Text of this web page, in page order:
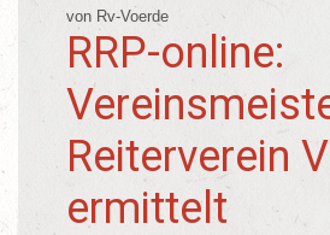
von Rv-Voerde
RRP-online:
Reiterverein
ermittelt